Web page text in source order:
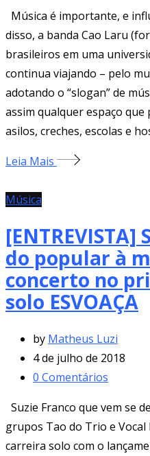
Música é importante, e
disso, a banda Cao Laru
brasileiros em uma
continua viajando – pelo
adotando o “slogan” de
assim qualquer espaço que
asilos, creches, escolas e
Leia Mais
Música
[ENTREVISTA]
do popular à
concerto no
solo ESVOAÇA
by Matheus Luzi
4 de julho de 2018
0 Comentários
Suzie Franco que vem se
grupos Tao do Trio e
carreira solo com o